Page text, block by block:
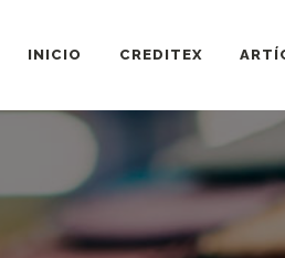
INICIO CREDITEX